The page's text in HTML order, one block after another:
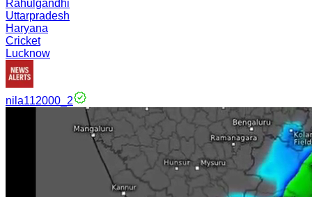
Rahulgandhi
Uttarpradesh
Haryana
Cricket
Lucknow
nila112000_2